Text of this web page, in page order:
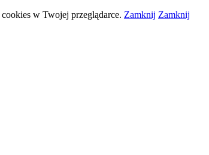
cookies w Twojej przeglądarce. Zamknij Zamknij